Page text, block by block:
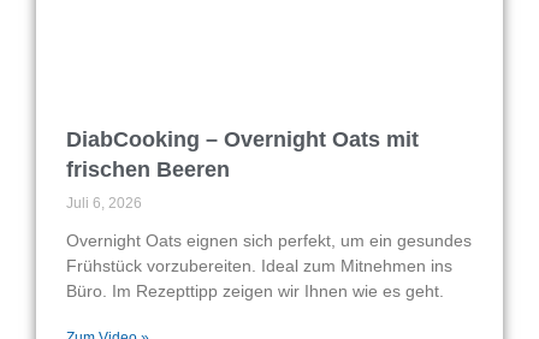
DiabCooking – Overnight Oats mit
frischen Beeren
Juli 6, 2026
Overnight Oats eignen sich perfekt, um ein gesundes
Frühstück vorzubereiten. Ideal zum Mitnehmen ins
Büro. Im Rezepttipp zeigen wir Ihnen wie es geht.